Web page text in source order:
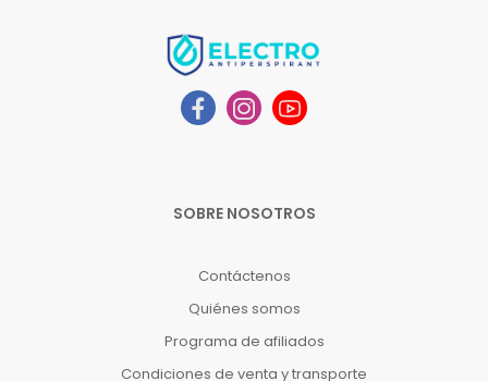
SOBRE NOSOTROS
Contáctenos
Quiénes somos
Programa de afiliados
Condiciones de venta y transporte